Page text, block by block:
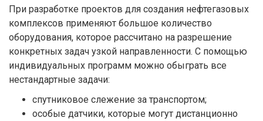
При разработке проектов для создания нефтегазовых
комплексов применяют большое количество
оборудования, которое рассчитано на разрешение
конкретных задач узкой направленности. С помощью
индивидуальных программ можно обыграть все
нестандартные задачи:
спутниковое слежение за транспортом;
особые датчики, которые могут дистанционно